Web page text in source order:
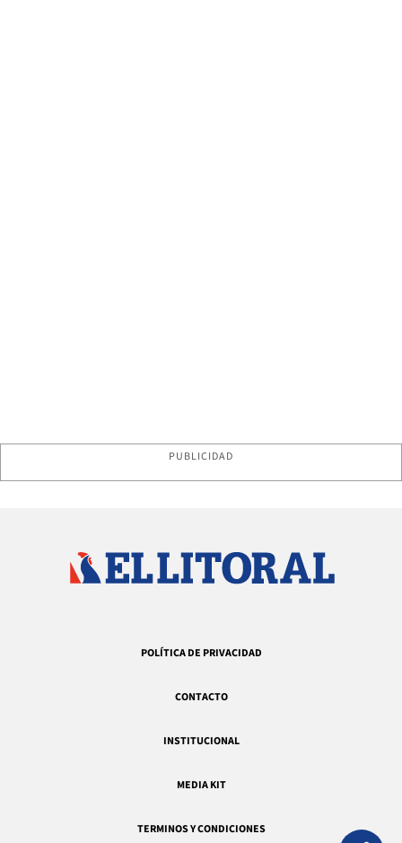
PUBLICIDAD
POLÍTICA DE PRIVACIDAD
CONTACTO
INSTITUCIONAL
MEDIA KIT
TERMINOS Y CONDICIONES